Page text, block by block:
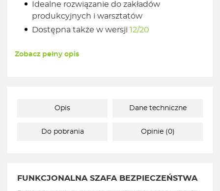
Idealne rozwiązanie do zakładów
produkcyjnych i warsztatów
Dostępna także w wersji 12/20
Zobacz pełny opis
Opis Dane techniczne
Do pobrania Opinie (0)
FUNKCJONALNA SZAFA BEZPIECZEŃSTWA